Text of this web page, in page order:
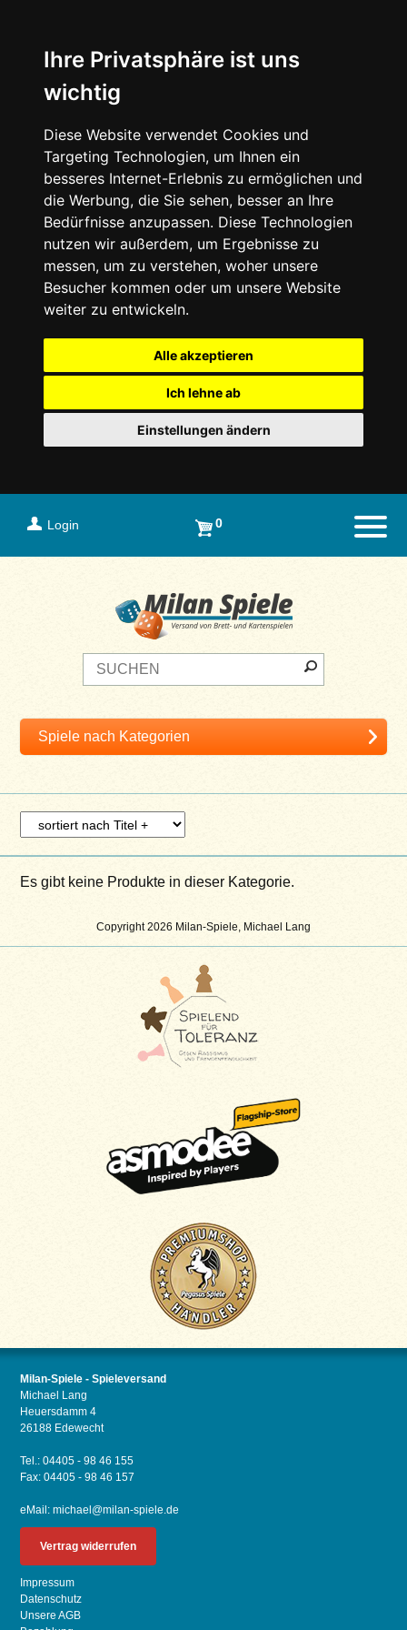
Ihre Privatsphäre ist uns
wichtig
Diese Website verwendet Cookies und
Targeting Technologien, um Ihnen ein
besseres Internet-Erlebnis zu ermöglichen und
die Werbung, die Sie sehen, besser an Ihre
Bedürfnisse anzupassen. Diese Technologien
nutzen wir außerdem, um Ergebnisse zu
messen, um zu verstehen, woher unsere
Besucher kommen oder um unsere Website
weiter zu entwickeln.
Alle akzeptieren
Ich lehne ab
Einstellungen ändern
Login 0
Copyright 2026 Milan-Spiele, Michael Lang
Es gibt keine Produkte in dieser Kategorie.
Milan-Spiele - Spieleversand
Michael Lang
Heuersdamm 4
26188 Edewecht
Tel.: 04405 - 98 46 155
Fax: 04405 - 98 46 157
eMail:michael@milan-spiele.de
Vertrag widerrufen
Impressum
Datenschutz
Unsere AGB